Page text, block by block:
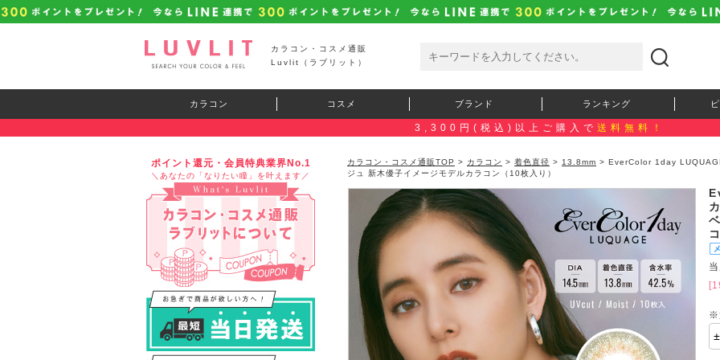
カラコン・コスメ通販
Luvlit（ラブリット）
カラコン コスメ ブランド ランキング
3,300円(税込)以上ご購入で 送料無料！
ポイント還元・会員特典業界No.1
＼あなたの「なりたい瞳」を叶えます／
カラコン・コスメ通販TOP > カラコン > 着色直径 > 13.8mm > EverColor 1day
ジュ 新木優子イメージモデルカラコン（10枚入り）